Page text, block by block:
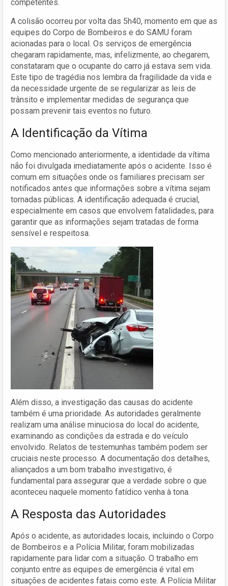
competentes.
A colisão ocorreu por volta das 5h40, momento em que as
equipes do Corpo de Bombeiros e do SAMU foram
acionadas para o local. Os serviços de emergência
chegaram rapidamente, mas, infelizmente, ao chegarem,
constataram que o ocupante do carro já estava sem vida.
Este tipo de tragédia nos lembra da fragilidade da vida e
da necessidade urgente de se regularizar as leis de
trânsito e implementar medidas de segurança que
possam prevenir tais eventos no futuro.
A Identificação da Vítima
Como mencionado anteriormente, a identidade da vítima
não foi divulgada imediatamente após o acidente. Isso é
comum em situações onde os familiares precisam ser
notificados antes que informações sobre a vítima sejam
tornadas públicas. A identificação adequada é crucial,
especialmente em casos que envolvem fatalidades, para
garantir que as informações sejam tratadas de forma
sensível e respeitosa.
Além disso, a investigação das causas do acidente
também é uma prioridade. As autoridades geralmente
realizam uma análise minuciosa do local do acidente,
examinando as condições da estrada e do veículo
envolvido. Relatos de testemunhas também podem ser
cruciais neste processo. A documentação dos detalhes,
aliançados a um bom trabalho investigativo, é
fundamental para assegurar que a verdade sobre o que
aconteceu naquele momento fatídico venha à tona.
A Resposta das Autoridades
Após o acidente, as autoridades locais, incluindo o Corpo
de Bombeiros e a Polícia Militar, foram mobilizadas
rapidamente para lidar com a situação. O trabalho em
conjunto entre as equipes de emergência é vital em
situações de acidentes fatais como este. A Polícia Militar